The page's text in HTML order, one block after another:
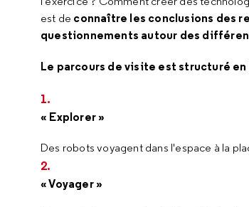
est de connaître les conclusions des
questionnements autour des
Le parcours de visite est structuré en
« Explorer »
Des robots voyagent dans l'espace à la
« Voyager »